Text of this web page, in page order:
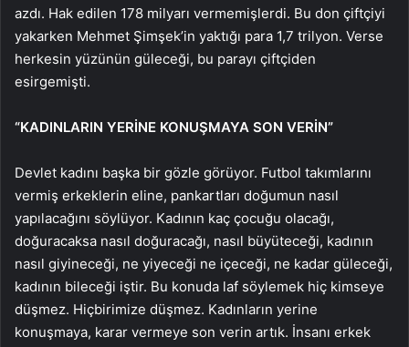
azdı. Hak edilen 178 milyarı vermemişlerdi. Bu don çiftçiyi
yakarken Mehmet Şimşek’in yaktığı para 1,7 trilyon. Verse
herkesin yüzünün güleceği, bu parayı çiftçiden
esirgemişti.
“KADINLARIN YERİNE KONUŞMAYA SON VERİN”
Devlet kadını başka bir gözle görüyor. Futbol takımlarını
vermiş erkeklerin eline, pankartları doğumun nasıl
yapılacağını söylüyor. Kadının kaç çocuğu olacağı,
doğuracaksa nasıl doğuracağı, nasıl büyüteceği, kadının
nasıl giyineceği, ne yiyeceği ne içeceği, ne kadar güleceği,
kadının bileceği iştir. Bu konuda laf söylemek hiç kimseye
düşmez. Hiçbirimize düşmez. Kadınların yerine
konuşmaya, karar vermeye son verin artık. İnsanı erkek